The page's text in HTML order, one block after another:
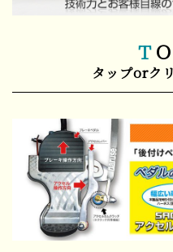
タップorク